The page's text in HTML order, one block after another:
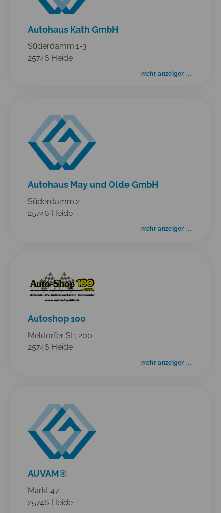
Autohaus Kath GmbH
Süderdamm 1-3
25746 Heide
mehr anzeigen ...
Autohaus May und Olde GmbH
Süderdamm 2
25746 Heide
mehr anzeigen ...
Autoshop 100
Meldorfer Str. 200
25746 Heide
mehr anzeigen ...
AUVAM®
Markt 47
25746 Heide